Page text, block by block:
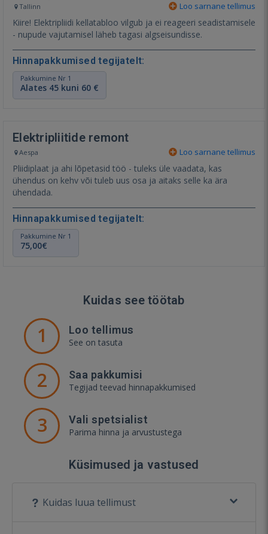
Tallinn Loo sarnane tellimus
Kiire! Elektripliidi kellatabloo vilgub ja ei reageeri seadistamisele
- nupude vajutamisel läheb tagasi algseisundisse.
Hinnapakkumised tegijatelt:
Pakkumine Nr 1
Alates 45 kuni 60 €
Elektripliitide remont
Aespa Loo sarnane tellimus
Pliidiplaat ja ahi lõpetasid töö - tuleks üle vaadata, kas
ühendus on kehv või tuleb uus osa ja aitaks selle ka ära
ühendada.
Hinnapakkumised tegijatelt:
Pakkumine Nr 1
75,00€
Kuidas see töötab
1 Loo tellimus
See on tasuta
2 Saa pakkumisi
Tegijad teevad hinnapakkumised
3 Vali spetsialist
Parima hinna ja arvustustega
Küsimused ja vastused
Kuidas luua tellimust